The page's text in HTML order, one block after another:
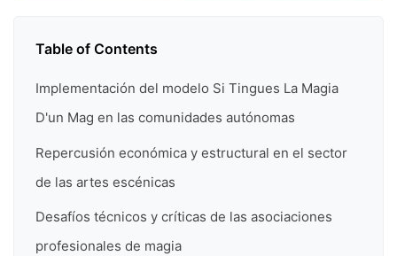
Table of Contents
Implementación del modelo Si Tingues La Magia
D'un Mag en las comunidades autónomas
Repercusión económica y estructural en el sector
de las artes escénicas
Desafíos técnicos y críticas de las asociaciones
profesionales de magia